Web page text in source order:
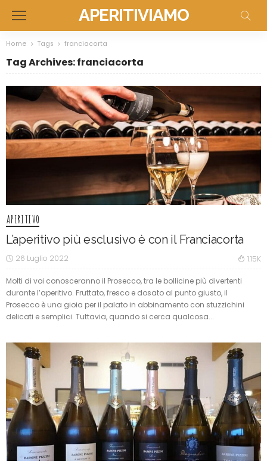
APERITIVIAMO
Home Tags franciacorta
Tag Archives: franciacorta
APERITIVO
L’aperitivo più esclusivo è con il Franciacorta
26 Luglio 2022 1.15K
Molti di voi conosceranno il Prosecco, tra le bollicine più divertenti
durante l’aperitivo. Fruttato, fresco e dosato al punto giusto, il
Prosecco è una gioia per il palato in abbinamento con stuzzichini
delicati e semplici. Tuttavia, quando si cerca qualcosa...